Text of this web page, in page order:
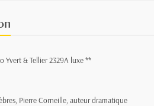
Yvert & Tellier 2329A luxe **
Pierre Corneille, auteur dramatique